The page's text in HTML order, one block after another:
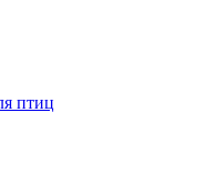
птиц